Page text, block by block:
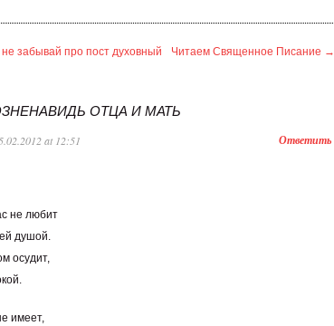
забывай про пост духовный Читаем Священное Писание →
ОТЦА И МАТЬ
at 12:51
не любит
душой.
осудит,
имеет,
Ответить